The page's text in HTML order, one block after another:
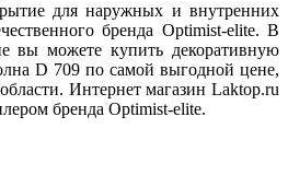
для наружных и внутренних
бренда Optimist-elite. В
вы можете купить декоративную
D 709 по самой выгодной цене,
Интернет магазин Laktop.ru
бренда Optimist-elite.